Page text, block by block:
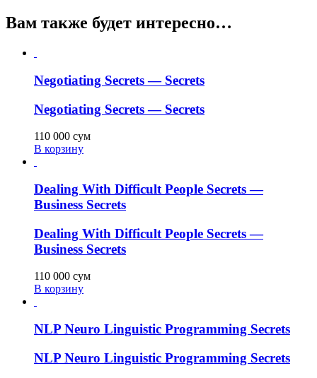
Вам также будет интересно…
Negotiating Secrets — Secrets
Negotiating Secrets — Secrets
110 000 сум
В корзину
Dealing With Difficult People Secrets —
Business Secrets
Dealing With Difficult People Secrets —
Business Secrets
110 000 сум
В корзину
NLP Neuro Linguistic Programming Secrets
NLP Neuro Linguistic Programming Secrets